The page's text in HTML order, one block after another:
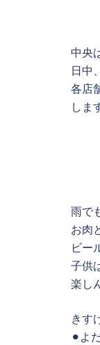
中央
日中
各店
しま
雨で
お肉
ビー
子供
楽し
きす
⚫︎よ